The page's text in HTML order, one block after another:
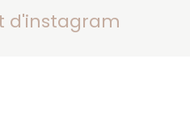
d'instagram